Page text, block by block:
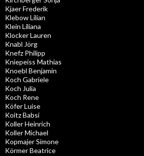
Kjaer Frederik
Klebow Lilian
Klein Liliana
Klocker Lauren
Knabl Jörg
Knefz Philipp
Kniepeiss Mathias
Knoebl Benjamin
Koch Gabriele
Koch Julia
Koch Rene
Köfer Luise
Koitz Babsi
Koller Heinrich
Koller Michael
Kopmajer Simone
Körmer Beatrice